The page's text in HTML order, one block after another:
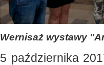
Wernisaż wystawy
5 października